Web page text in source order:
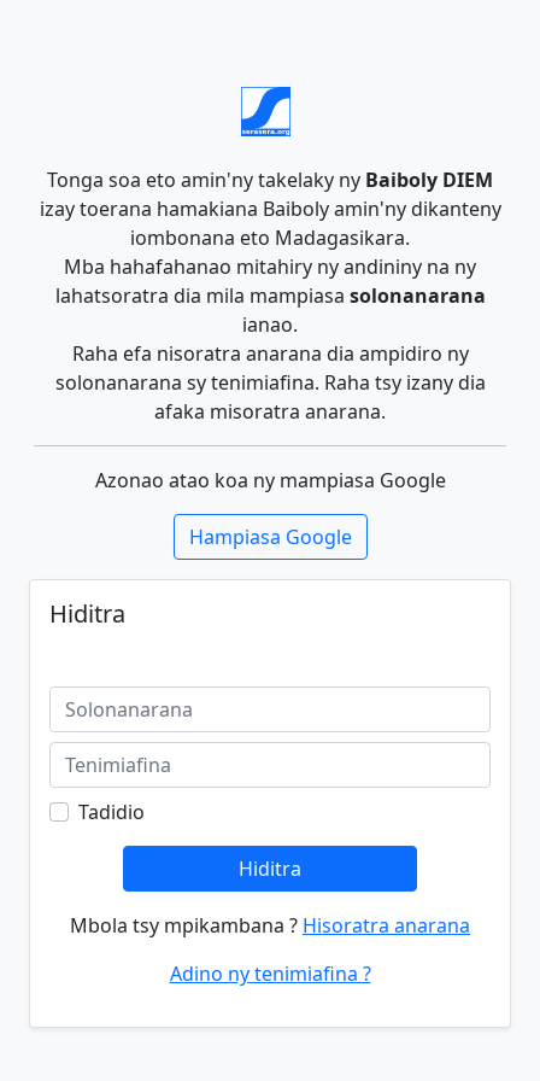
Tonga soa eto amin'ny takelaky ny Baiboly DIEM
izay toerana hamakiana Baiboly amin'ny dikanteny
iombonana eto Madagasikara.
Mba hahafahanao mitahiry ny andininy na ny
lahatsoratra dia mila mampiasa solonanarana
ianao.
Raha efa nisoratra anarana dia ampidiro ny
solonanarana sy tenimiafina. Raha tsy izany dia
afaka misoratra anarana.
Azonao atao koa ny mampiasa Google
Hampiasa Google
Hiditra
Tadidio
Hiditra
Mbola tsy mpikambana ? Hisoratra anarana
Adino ny tenimiafina ?